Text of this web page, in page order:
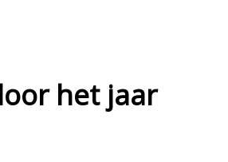
het jaar